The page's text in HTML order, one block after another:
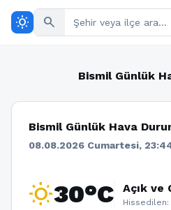
wb_sunny search
Bismil Günlük
Bismil Günlük Hava
08.08.2026 Cumartesi,
wb_sunny30°C Açık ve
Hissedilen: